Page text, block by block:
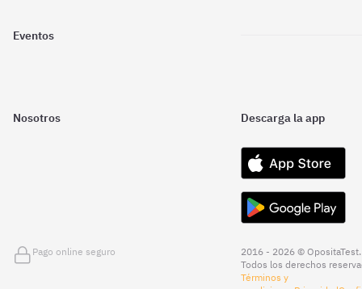
Eventos
Nosotros Descarga la app
Pago online seguro
2016 - 2026 © OpositaTest.
Todos los derechos
Términos y